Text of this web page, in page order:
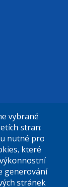
vybrané
stran:
nutné pro
které
generování
stránek